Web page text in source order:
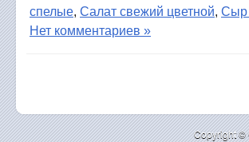
спелые, Салат свежий цветной, Сыр
Нет комментариев »
Copyright ©